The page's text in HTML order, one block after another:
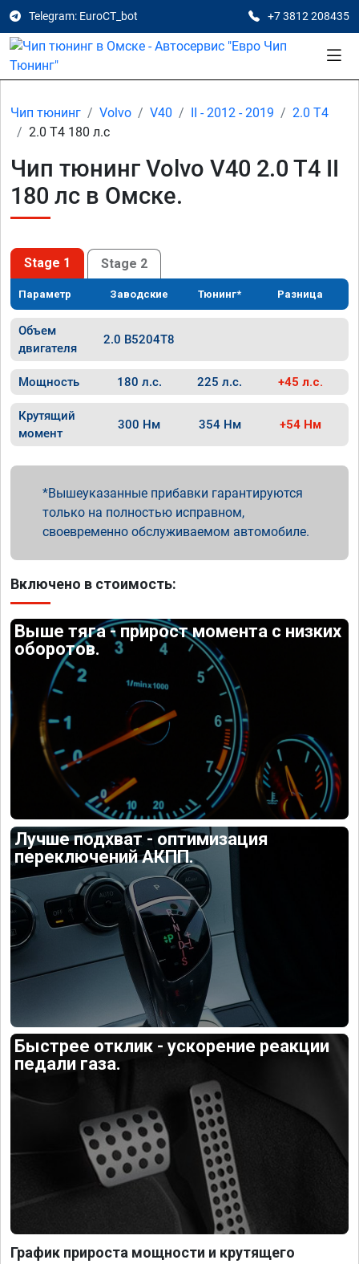
Telegram: EuroCT_bot +7 3812 208435
Чип тюнинг Volvo V40 II - 2012 - 2019
2.0 T4
2.0 T4 180 л.с
Чип тюнинг Volvo V40 2.0 T4 II
180 лс в Омске.
Stage 1 Stage 2
Параметр Заводские Тюнинг* Разница
Объем
двигателя
2.0 B5204T8
Мощность 180 л.с. 225 л.с. +45 л.с.
Крутящий
момент
300 Нм 354 Нм +54 Нм
Вышеуказанные прибавки гарантируются
только на полностью исправном,
своевременно обслуживаемом автомобиле.
Включено в стоимость:
Выше тяга - прирост момента с низких
оборотов.
Лучше подхват - оптимизация
переключений АКПП.
Быстрее отклик - ускорение реакции
педали газа.
График прироста мощности и крутящего